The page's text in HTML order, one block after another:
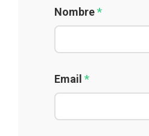
Nombre*
Email *